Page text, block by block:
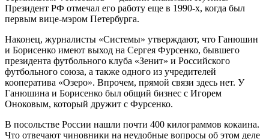
Президент РФ отмечал его работу еще в 1990-х, когда был
первым вице-мэром Петербурга.
Наконец, журналисты «Системы» утверждают, что Ганюшин
и Борисенко имеют выход на Сергея Фурсенко, бывшего
президента футбольного клуба «Зенит» и Российского
футбольного союза, а также одного из учредителей
кооператива «Озеро». Впрочем, прямой связи здесь нет. У
Ганюшина и Борисенко был общий бизнес с Игорем
Оноковым, который дружит с Фурсенко.
В посольстве России нашли почти 400 килограммов кокаина.
Что отвечают чиновники на неудобные вопросы об этом деле